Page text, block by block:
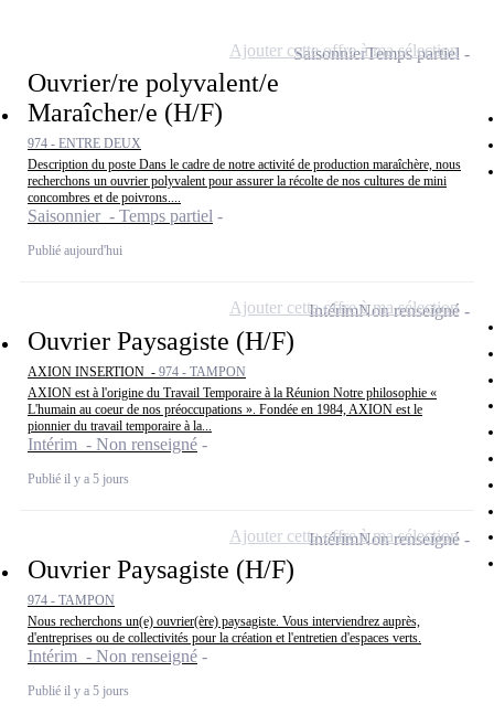
Ouvrier/re polyvalent/e
Maraîcher/e (H/F)
974 - ENTRE DEUX
Description du poste Dans le cadre de notre activité de production maraîchère, nous
recherchons un ouvrier polyvalent pour assurer la récolte de nos cultures de mini
concombres et de poivrons....
Saisonnier - Temps partiel
Publié aujourd'hui
SaisonnierTemps partiel
Ajouter cette offre à ma sélection
Ouvrier Paysagiste (H/F)
AXION INSERTION - 974 - TAMPON
AXION est à l'origine du Travail Temporaire à la Réunion Notre philosophie «
L'humain au coeur de nos préoccupations ». Fondée en 1984, AXION est le
pionnier du travail temporaire à la...
Intérim - Non renseigné
Publié il y a 5 jours
IntérimNon renseigné
Ajouter cette offre à ma sélection
Ouvrier Paysagiste (H/F)
974 - TAMPON
Nous recherchons un(e) ouvrier(ère) paysagiste. Vous interviendrez auprès,
d'entreprises ou de collectivités pour la création et l'entretien d'espaces verts.
Intérim - Non renseigné
Publié il y a 5 jours
IntérimNon renseigné
Ajouter cette offre à ma sélection